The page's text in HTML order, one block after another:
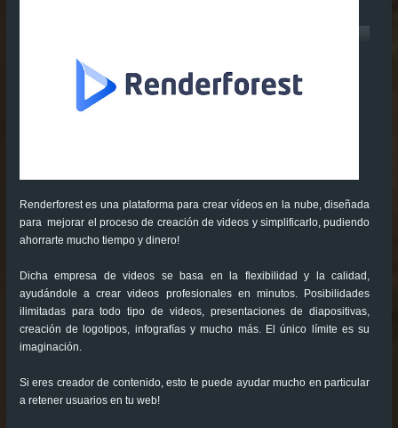
Renderforest es una plataforma para crear vídeos en la nube, diseñada
para mejorar el proceso de creación de videos y simplificarlo, pudiendo
ahorrarte mucho tiempo y dinero!
Dicha empresa de videos se basa en la flexibilidad y la calidad,
ayudándole a crear videos profesionales en minutos. Posibilidades
ilimitadas para todo tipo de videos, presentaciones de diapositivas,
creación de logotipos, infografías y mucho más. El único límite es su
imaginación.
Si eres creador de contenido, esto te puede ayudar mucho en particular
a retener usuarios en tu web!